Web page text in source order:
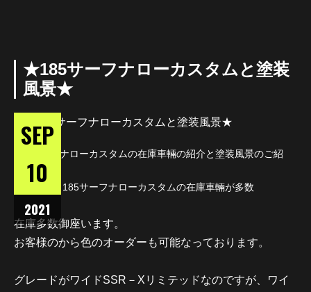
★185サーフナローカスタムと塗装
風景★
SEP
10
2021
185サーフナローカスタムの在庫車輛の紹介と塗装風景のご紹
介！！
当社には、185サーフナローカスタムの在庫車輛が多数
在庫多数御座います。
お客様のから色のオーダーも可能なっております。
グレードがワイドSSR－Xリミテッドなのですが、ワイ